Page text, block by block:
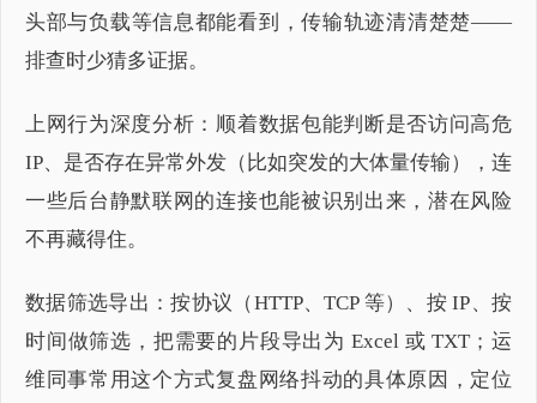
头部与负载等信息都能看到，传输轨迹清清楚楚——
排查时少猜多证据。
上网行为深度分析：顺着数据包能判断是否访问高危
IP、是否存在异常外发（比如突发的大体量传输），连
一些后台静默联网的连接也能被识别出来，潜在风险
不再藏得住。
数据筛选导出：按协议（HTTP、TCP 等）、按 IP、按
时间做筛选，把需要的片段导出为 Excel 或 TXT；运
维同事常用这个方式复盘网络抖动的具体原因，定位